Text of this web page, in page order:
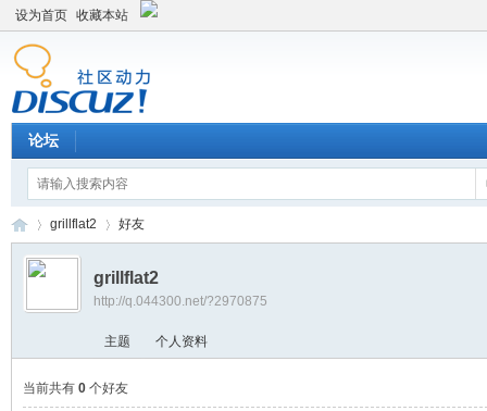
设为首页 收藏本站
论坛
›
grillflat2 好友
grillflat2
http://q.044300.net/?2970875
主题 个人资料
当前共有 0个好友